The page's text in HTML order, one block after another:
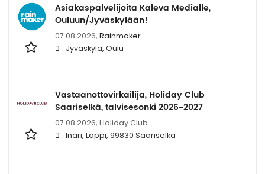
Asiakaspalvelijoita Kaleva Medialle,
Ouluun/Jyväskylään!
07.08.2026, Rainmaker
Jyväskylä, Oulu
Vastaanottovirkailija, Holiday Club
Saariselkä, talvisesonki 2026-2027
07.08.2026, Holiday Club
Inari, Lappi, 99830 Saariselkä